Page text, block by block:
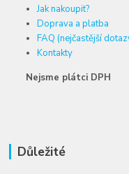
Jak nakoupit?
Doprava a platba
FAQ (nejčastější
Kontakty
Nejsme plátci DPH
Důležité